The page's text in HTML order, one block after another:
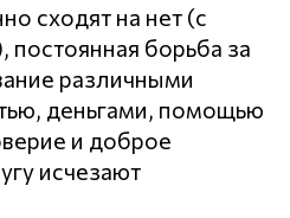
сходят на нет (с
постоянная борьба за
различными
деньгами, помощью
и доброе
исчезают